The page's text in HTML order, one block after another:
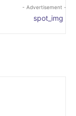
- Advertisement -